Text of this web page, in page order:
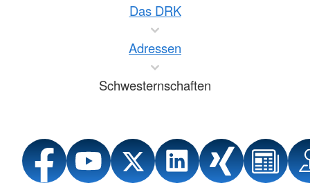
Das DRK
Adressen
Schwesternschaften